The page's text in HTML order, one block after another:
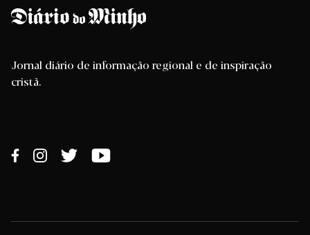
Jornal diário de informação regional e de inspiração
cristã.